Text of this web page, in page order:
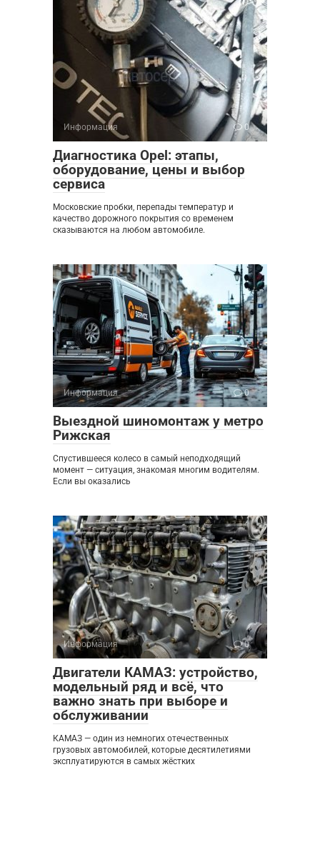
Информация 0
Диагностика Opel: этапы,
оборудование, цены и выбор
сервиса
Московские пробки, перепады температур и
качество дорожного покрытия со временем
сказываются на любом автомобиле.
Информация 0
Выездной шиномонтаж у метро
Рижская
Спустившееся колесо в самый неподходящий
момент — ситуация, знакомая многим водителям.
Если вы оказались
Информация 0
Двигатели КАМАЗ: устройство,
модельный ряд и всё, что
важно знать при выборе и
обслуживании
КАМАЗ — один из немногих отечественных
грузовых автомобилей, которые десятилетиями
эксплуатируются в самых жёстких